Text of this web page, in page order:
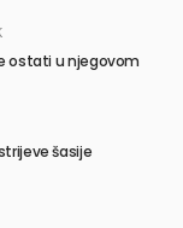
ostati u njegovom
šasije